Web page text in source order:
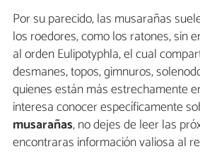
Por su parecido, las musarañas
los roedores, como los ratones, sin
al orden Eulipotyphla, el cual
desmanes, topos, gimnuros,
quienes están más estrechamente
interesa conocer específicamente
musarañas, no dejes de leer las
encontraras información valiosa al